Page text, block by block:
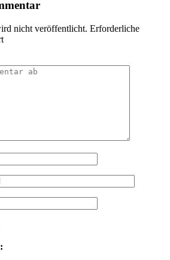
nicht veröffentlicht. Erforderliche